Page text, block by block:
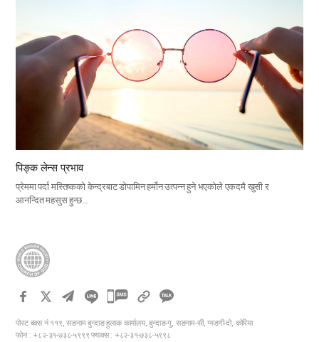
पिङ्क लेन्स प्रभाव
प्रेममा पर्दा मस्तिष्कको केन्द्रबाट डोपामिन हर्मोन उत्पन्न हुने भएकोले एकदमै खुसी र
आनन्दित महसुस हुन्छ…
카
오
पोस्ट बक्स नं ११९, सङनाम बुन्दाङ हुलाक कार्यालय, बुन्दाङ-गु, सङनाम-सी, ग्यङगी-दो, कोरिया
फोन : +८२-३१-७३८-५९९९ फ्याक्स : +८२-३१-७३८-५९९८